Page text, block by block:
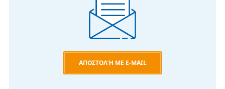
ΑΠΟΣΤΟΛΉ ΜΕ E-MAIL